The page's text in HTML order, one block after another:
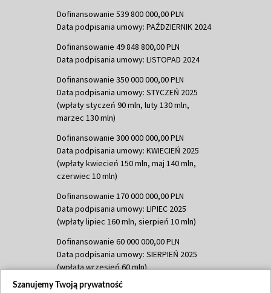
Dofinansowanie 539 800 000,00 PLN
Data podpisania umowy: PAŹDZIERNIK 2024
Dofinansowanie 49 848 800,00 PLN
Data podpisania umowy: LISTOPAD 2024
Dofinansowanie 350 000 000,00 PLN
Data podpisania umowy: STYCZEŃ 2025
(wpłaty styczeń 90 mln, luty 130 mln,
marzec 130 mln)
Dofinansowanie 300 000 000,00 PLN
Data podpisania umowy: KWIECIEŃ 2025
(wpłaty kwiecień 150 mln, maj 140 mln,
czerwiec 10 mln)
Dofinansowanie 170 000 000,00 PLN
Data podpisania umowy: LIPIEC 2025
(wpłaty lipiec 160 mln, sierpień 10 mln)
Dofinansowanie 60 000 000,00 PLN
Data podpisania umowy: SIERPIEŃ 2025
(wpłata wrzesień 60 mln)
Dofinansowanie 635 783 051,21 PLN
Szanujemy Twoją prywatność